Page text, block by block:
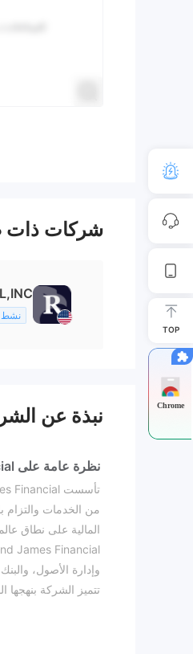
شركات ذات
نشط
نبذة عن
نظرة عامة على Raymond James Financial
من الخدمات والتزام
المالية على نطاق
وإدارة الأصول،
TOP
Chrome